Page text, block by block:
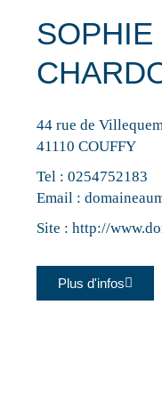
SOPHIE
44 rue de
41110 COUFFY
Tel :0254752183
Email :
Site :http://
Plus d'infos